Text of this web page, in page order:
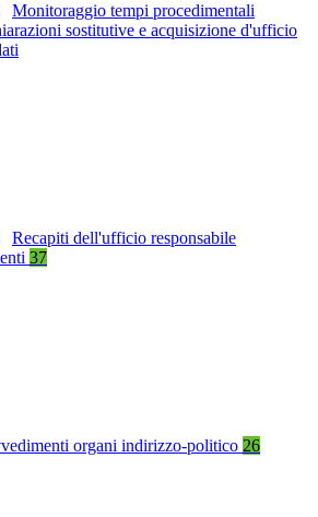
Monitoraggio tempi procedimentali
sostitutive e acquisizione d'ufficio
Recapiti dell'ufficio responsabile
37
organi indirizzo-politico 26